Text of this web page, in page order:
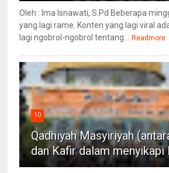
Oleh : Ima Isnawati, S.Pd Beberapa
yang lagi rame. Konten yang lagi viral
lagi ngobrol-ngobrol tentang...
Readmore
10
Qadhiyah Masyiriyah
dan Kafir dalam menyikapi